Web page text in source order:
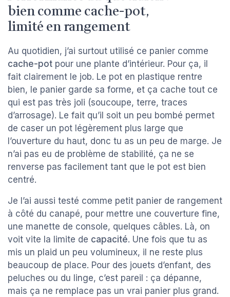
bien comme cache-pot,
limité en rangement
Au quotidien, j’ai surtout utilisé ce panier comme
cache-pot pour une plante d’intérieur. Pour ça, il
fait clairement le job. Le pot en plastique rentre
bien, le panier garde sa forme, et ça cache tout ce
qui est pas très joli (soucoupe, terre, traces
d’arrosage). Le fait qu’il soit un peu bombé permet
de caser un pot légèrement plus large que
l’ouverture du haut, donc tu as un peu de marge. Je
n’ai pas eu de problème de stabilité, ça ne se
renverse pas facilement tant que le pot est bien
centré.
Je l’ai aussi testé comme petit panier de rangement
à côté du canapé, pour mettre une couverture fine,
une manette de console, quelques câbles. Là, on
voit vite la limite de capacité. Une fois que tu as
mis un plaid un peu volumineux, il ne reste plus
beaucoup de place. Pour des jouets d’enfant, des
peluches ou du linge, c’est pareil : ça dépanne,
mais ça ne remplace pas un vrai panier plus grand.